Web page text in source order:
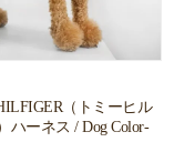
（トミーヒル
ハーネス / Dog Color-